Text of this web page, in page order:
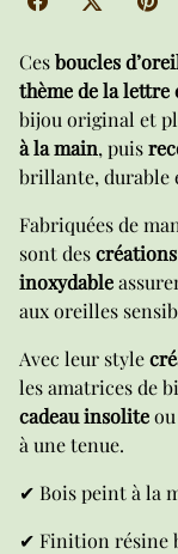
Cesboucles
thème de la lettre
bijou original et
à la main, puis
brillante, durable
Fabriquées de
sont des
inoxydable
aux oreilles
Avec leur style
les amatrices de
cadeau insolite
à une tenue.
✔ Bois peint à la
✔ Finition résine